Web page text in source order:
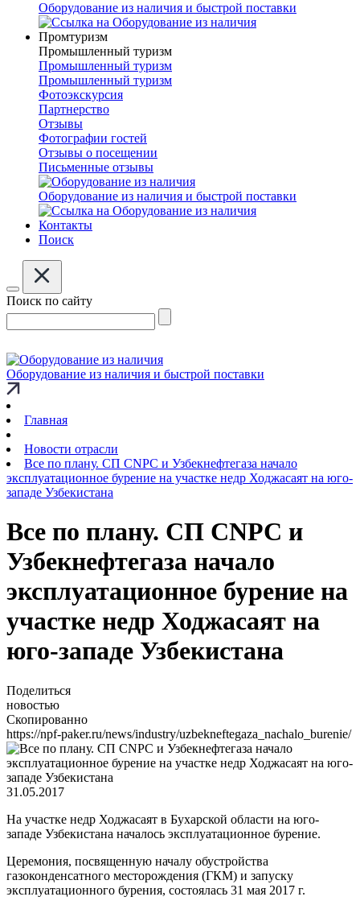
Оборудование из наличия и быстрой поставки
Промтуризм
Промышленный туризм
Промышленный туризм
Промышленный туризм
Фотоэкскурсия
Партнерство
Отзывы
Фотографии гостей
Отзывы о посещении
Письменные отзывы
Оборудование из наличия и быстрой поставки
Контакты
Поиск
Поиск по сайту
Оборудование из наличия и быстрой поставки
Главная
Новости отрасли
Все по плану. СП CNPC и Узбекнефтегаза начало
эксплуатационное бурение на участке недр Ходжасаят на юго-
западе Узбекистана
Все по плану. СП CNPC и
Узбекнефтегаза начало
эксплуатационное бурение на
участке недр Ходжасаят на
юго-западе Узбекистана
Поделиться
новостью
Скопированно
https://npf-paker.ru/news/industry/uzbekneftegaza_nachalo_burenie/
31.05.2017
На участке недр Ходжасаят в Бухарской области на юго-
западе Узбекистана началось эксплуатационное бурение.
Церемония, посвященную началу обустройства
газоконденсатного месторождения (ГКМ) и запуску
эксплуатационного бурения, состоялась 31 мая 2017 г.